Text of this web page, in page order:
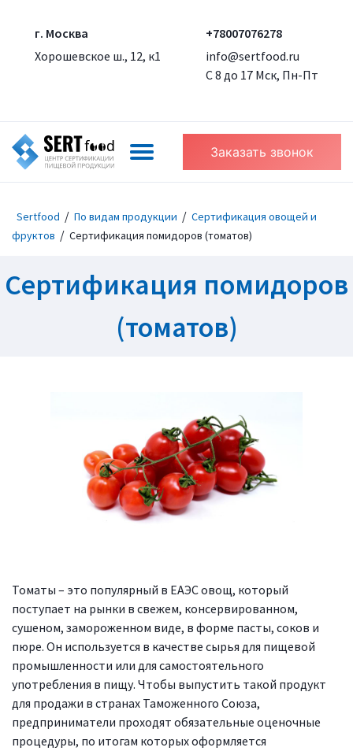
г. Москва
Хорошевское ш., 12, к1
+78007076278
info@sertfood.ru
С 8 до 17 Мск, Пн-Пт
Заказать звонок
Sertfood / По видам продукции / Сертификация овощей и
фруктов / Сертификация помидоров (томатов)
Сертификация помидоров
(томатов)
Томаты – это популярный в ЕАЭС овощ, который
поступает на рынки в свежем, консервированном,
сушеном, замороженном виде, в форме пасты, соков и
пюре. Он используется в качестве сырья для пищевой
промышленности или для самостоятельного
употребления в пищу. Чтобы выпустить такой продукт
для продажи в странах Таможенного Союза,
предприниматели проходят обязательные оценочные
процедуры, по итогам которых оформляется